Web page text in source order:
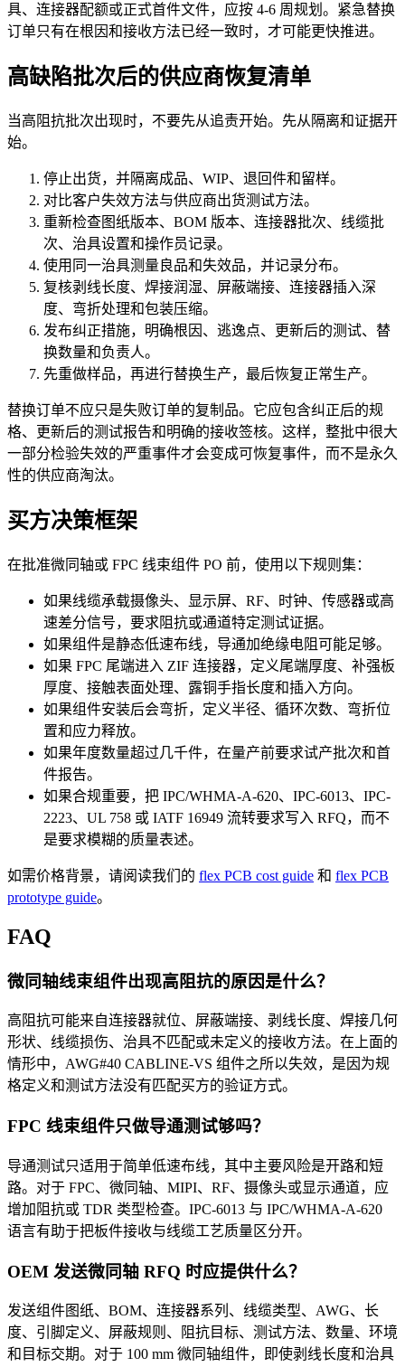
具、连接器配额或正式首件文件，应按 4-6 周规划。紧急替换
订单只有在根因和接收方法已经一致时，才可能更快推进。
高缺陷批次后的供应商恢复清单
当高阻抗批次出现时，不要先从追责开始。先从隔离和证据开
始。
停止出货，并隔离成品、WIP、退回件和留样。
对比客户失效方法与供应商出货测试方法。
重新检查图纸版本、BOM 版本、连接器批次、线缆批
次、治具设置和操作员记录。
使用同一治具测量良品和失效品，并记录分布。
复核剥线长度、焊接润湿、屏蔽端接、连接器插入深
度、弯折处理和包装压缩。
发布纠正措施，明确根因、逃逸点、更新后的测试、替
换数量和负责人。
先重做样品，再进行替换生产，最后恢复正常生产。
替换订单不应只是失败订单的复制品。它应包含纠正后的规
格、更新后的测试报告和明确的接收签核。这样，整批中很大
一部分检验失效的严重事件才会变成可恢复事件，而不是永久
性的供应商淘汰。
买方决策框架
在批准微同轴或 FPC 线束组件 PO 前，使用以下规则集：
如果线缆承载摄像头、显示屏、RF、时钟、传感器或高
速差分信号，要求阻抗或通道特定测试证据。
如果组件是静态低速布线，导通加绝缘电阻可能足够。
如果 FPC 尾端进入 ZIF 连接器，定义尾端厚度、补强板
厚度、接触表面处理、露铜手指长度和插入方向。
如果组件安装后会弯折，定义半径、循环次数、弯折位
置和应力释放。
如果年度数量超过几千件，在量产前要求试产批次和首
件报告。
如果合规重要，把 IPC/WHMA-A-620、IPC-6013、IPC-
2223、UL 758 或 IATF 16949 流转要求写入 RFQ，而不
是要求模糊的质量表述。
如需价格背景，请阅读我们的 flex PCB cost guide 和 flex PCB
prototype guide。
FAQ
微同轴线束组件出现高阻抗的原因是什么？
高阻抗可能来自连接器就位、屏蔽端接、剥线长度、焊接几何
形状、线缆损伤、治具不匹配或未定义的接收方法。在上面的
情形中，AWG#40 CABLINE-VS 组件之所以失效，是因为规
格定义和测试方法没有匹配买方的验证方式。
FPC 线束组件只做导通测试够吗？
导通测试只适用于简单低速布线，其中主要风险是开路和短
路。对于 FPC、微同轴、MIPI、RF、摄像头或显示通道，应
增加阻抗或 TDR 类型检查。IPC-6013 与 IPC/WHMA-A-620
语言有助于把板件接收与线缆工艺质量区分开。
OEM 发送微同轴 RFQ 时应提供什么？
发送组件图纸、BOM、连接器系列、线缆类型、AWG、长
度、引脚定义、屏蔽规则、阻抗目标、测试方法、数量、环境
和目标交期。对于 100 mm 微同轴组件，即使剥线长度和治具